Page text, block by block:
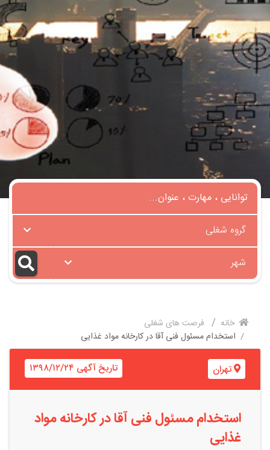
گروه شغلی
شهر
خانه
فرصت های شغلی
استخدام مسئول فنی آقا در کارخانه مواد غذایی
تهران تاریخ آگهی ۱۳۹۸/۱۲/۲۴
استخدام مسئول فنی آقا در کارخانه مواد
غذایی